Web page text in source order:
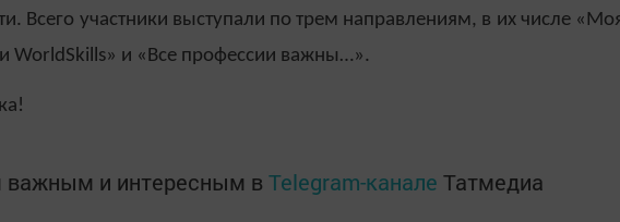
Всего участники выступали по трем направлениям, в их числе
WorldSkills» и «Все профессии важны…».
и интересным в Telegram-канале Татмедиа